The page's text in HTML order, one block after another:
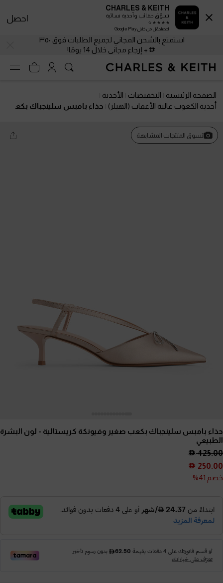
استمتع بالشحن المجاني لجميع الطلبات فوق ٣٥٠
+ إرجاع مجاني خلال 14 يومًا!
الصفحة الرئيسية التخفيضات
الأحذية
أحذية الكعوب عالية الأعقاب (الهيلز)
حذاء بامبس سلينجباك بكع
تسوق المنتجات المشابهة
حذاء بامبس سلينجباك بكعب صغير وفيونكة كريستالية - لون البشرة
الطبيعي
425.00
250.00
خصم 41%
CHARLES & KEITH
تسوّق حقائب وأحذية نسائية
احصلحمّل من خلال Google Play
احصل